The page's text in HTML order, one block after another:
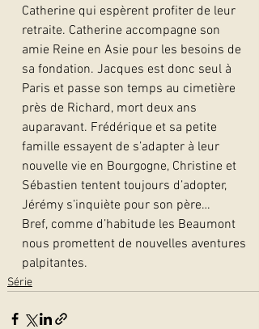
Catherine qui espèrent profiter de leur
retraite. Catherine accompagne son
amie Reine en Asie pour les besoins de
sa fondation. Jacques est donc seul à
Paris et passe son temps au cimetière
près de Richard, mort deux ans
auparavant. Frédérique et sa petite
famille essayent de s’adapter à leur
nouvelle vie en Bourgogne, Christine et
Sébastien tentent toujours d’adopter,
Jérémy s’inquiète pour son père…
Bref, comme d’habitude les Beaumont
nous promettent de nouvelles aventures
palpitantes.
Série